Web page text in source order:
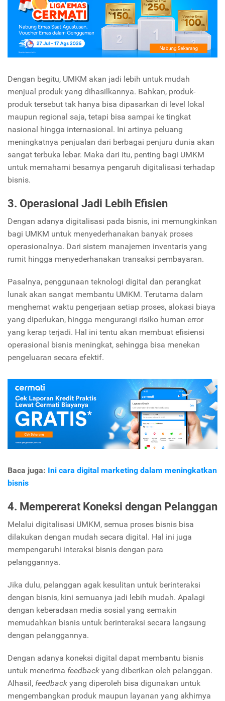
Dengan begitu, UMKM akan jadi lebih untuk mudah
menjual produk yang dihasilkannya. Bahkan, produk-
produk tersebut tak hanya bisa dipasarkan di level lokal
maupun regional saja, tetapi bisa sampai ke tingkat
nasional hingga internasional. Ini artinya peluang
meningkatnya penjualan dari berbagai penjuru dunia akan
sangat terbuka lebar. Maka dari itu, penting bagi UMKM
untuk memahami besarnya pengaruh digitalisasi terhadap
bisnis.
3. Operasional Jadi Lebih Efisien
Dengan adanya digitalisasi pada bisnis, ini memungkinkan
bagi UMKM untuk menyederhanakan banyak proses
operasionalnya. Dari sistem manajemen inventaris yang
rumit hingga menyederhanakan transaksi pembayaran.
Pasalnya, penggunaan teknologi digital dan perangkat
lunak akan sangat membantu UMKM. Terutama dalam
menghemat waktu pengerjaan setiap proses, alokasi biaya
yang diperlukan, hingga mengurangi risiko human error
yang kerap terjadi. Hal ini tentu akan membuat efisiensi
operasional bisnis meningkat, sehingga bisa menekan
pengeluaran secara efektif.
Baca juga: Ini cara digital marketing dalam meningkatkan
bisnis
4. Mempererat Koneksi dengan Pelanggan
Melalui digitalisasi UMKM, semua proses bisnis bisa
dilakukan dengan mudah secara digital. Hal ini juga
mempengaruhi interaksi bisnis dengan para
pelanggannya.
Jika dulu, pelanggan agak kesulitan untuk berinteraksi
dengan bisnis, kini semuanya jadi lebih mudah. Apalagi
dengan keberadaan media sosial yang semakin
memudahkan bisnis untuk berinteraksi secara langsung
dengan pelanggannya.
Dengan adanya koneksi digital dapat membantu bisnis
untuk menerima feedback yang diberikan oleh pelanggan.
Alhasil, feedback yang diperoleh bisa digunakan untuk
mengembangkan produk maupun layanan yang akhirnya